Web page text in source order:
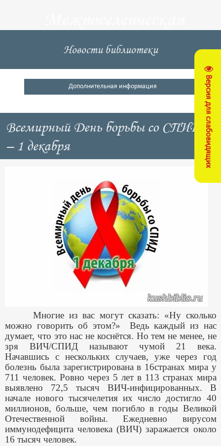
Версия для слабовидящих
центральная
библиотека
Кущевский район
Новости библиотеки
Дополнительная информация
Всемирный День борьбы со СПИДом
– 1 декабря
Многие из вас могут сказать: «Ну сколько
можно говорить об этом?» Ведь каждый из нас
думает, что это нас не коснётся. Но тем не менее, не
зря ВИЧ/СПИД называют чумой 21 века.
Начавшись с нескольких случаев, уже через год
болезнь была зарегистрирована в 16странах мира у
711 человек. Ровно через 5 лет в 113 странах мира
выявлено 72,5 тысяч ВИЧ-инфицированных. В
начале нового тысячелетия их число достигло 40
миллионов, больше, чем погибло в годы Великой
Отечественной войны. Ежедневно вирусом
иммунодефицита человека (ВИЧ) заражается около
16 тысяч человек.